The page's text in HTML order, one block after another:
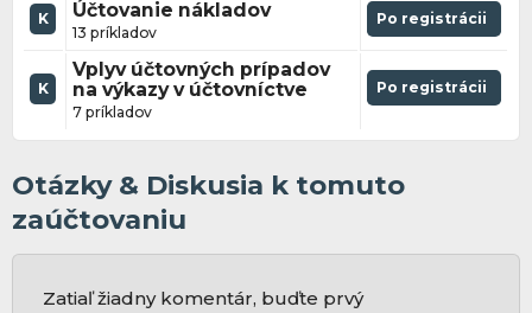
K Účtovanie nákladov
13 príkladov
Po registrácii
K
Vplyv účtovných prípadov
na výkazy v účtovníctve
7 príkladov
Po registrácii
Otázky & Diskusia k tomuto
zaúčtovaniu
Zatiaľ žiadny komentár, buďte prvý